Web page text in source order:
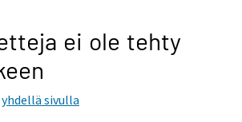
ei ole tehty
yhdellä sivulla